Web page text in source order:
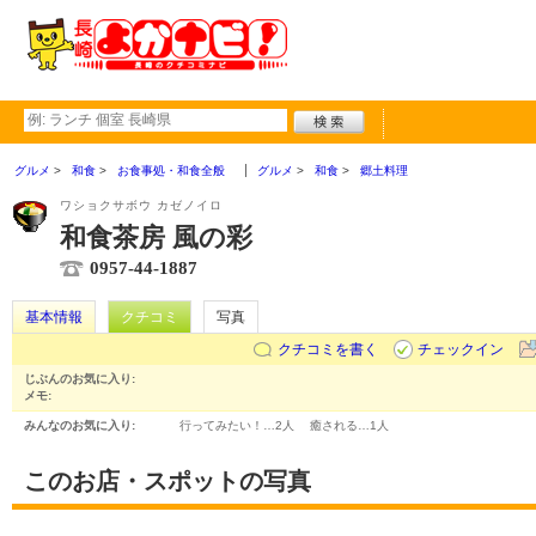
グルメ 和食 お食事処・和食全般 グルメ 和食 郷土料理
ワショクサボウ カゼノイロ
和食茶房 風の彩
0957-44-1887
基本情報 クチコミ
写真
クチコミを書く
チェックイン
じぶんのお気に入り:
メモ:
みんなのお気に入り: 行ってみたい！… 2人 癒される… 1人
このお店・スポットの写真